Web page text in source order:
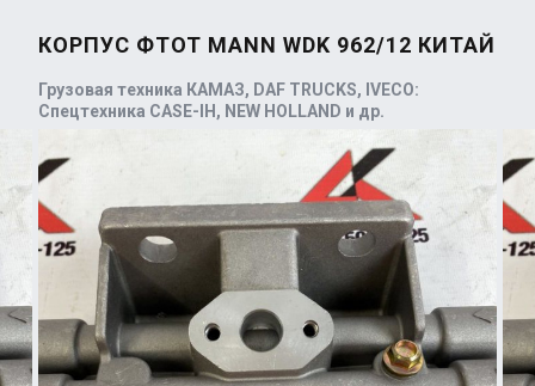
КОРПУС ФТОТ MANN WDK 962/12 КИТАЙ
Грузовая техника КАМАЗ, DAF TRUCKS, IVECO:
Спецтехника CASE-IH, NEW HOLLAND и др.